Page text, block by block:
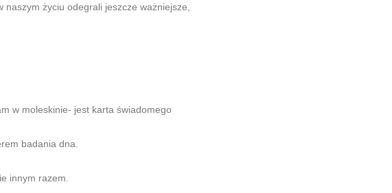
życiu odegrali jeszcze ważniejsze,
w moleskinie- jest karta świadomego
badania dna.
innym razem.